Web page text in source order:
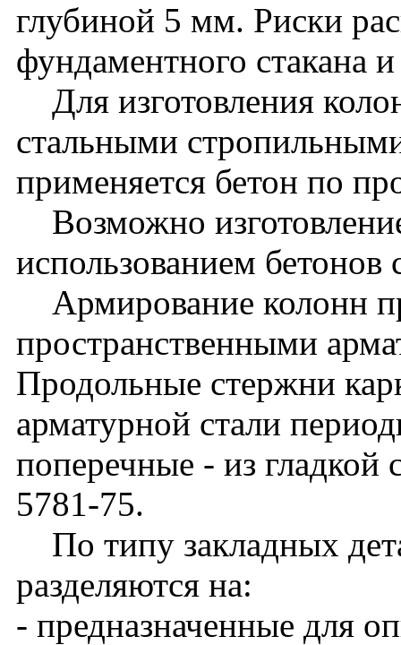
глубиной 5 мм. Риски
фундаментного стакана
Для изготовления
стальными
применяется бетон по
Возможно
использованием
Армирование колонн
пространственными
Продольные стержни
арматурной стали
поперечные - из
5781-75.
По типу закладных
разделяются на:
- предназначенные для